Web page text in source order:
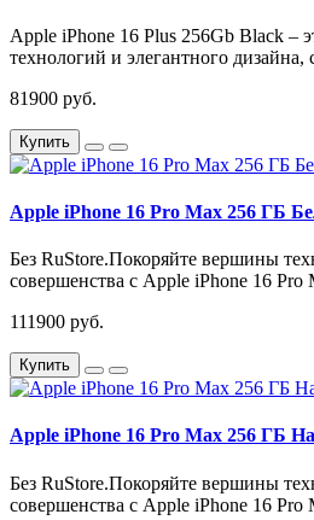
Apple iPhone 16 Plus 256Gb Black –
технологий и элегантного дизайна,
81900 руб.
Купить
Apple iPhone 16 Pro Max 256 ГБ
Без RuStore.Покоряйте вершины
совершенства с Apple iPhone 16 Pro
111900 руб.
Купить
Apple iPhone 16 Pro Max 256 ГБ
Без RuStore.Покоряйте вершины
совершенства с Apple iPhone 16 Pro